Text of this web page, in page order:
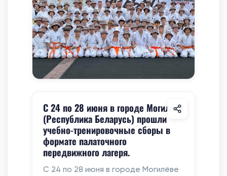
С 24 по 28 июня в городе Могилёве
(Республика Беларусь) прошли
учебно-тренировочные сборы в
формате палаточного
передвижного лагеря.
С 24 по 28 июня в городе Могилёве